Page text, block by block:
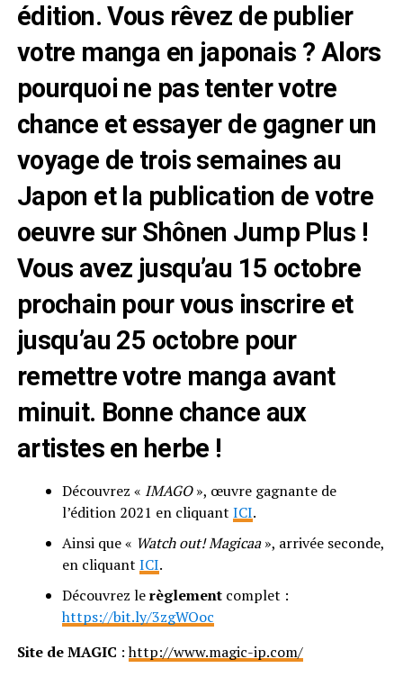
édition. Vous rêvez de publier
votre manga en japonais ? Alors
pourquoi ne pas tenter votre
chance et essayer de gagner un
voyage de trois semaines au
Japon et la publication de votre
oeuvre sur Shônen Jump Plus !
Vous avez jusqu’au 15 octobre
prochain pour vous inscrire et
jusqu’au 25 octobre pour
remettre votre manga avant
minuit. Bonne chance aux
artistes en herbe !
Découvrez « IMAGO», œuvre gagnante de
l’édition 2021 en cliquant ICI.
Ainsi que « Watch out! Magicaa», arrivée seconde,
en cliquant ICI.
Découvrez lerèglement complet :
https://bit.ly/3zgWOoc
Site de MAGIC :http://www.magic-ip.com/